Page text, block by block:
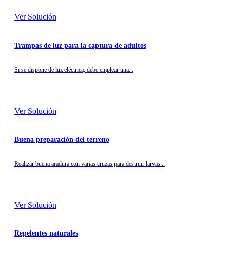
Ver Solución
Trampas de luz para la captura de adultos
Si se dispone de luz eléctrica, debe emplear una...
Ver Solución
Buena preparación del terreno
Realizar buena aradura con varias cruzas para destruir larvas...
Ver Solución
Repelentes naturales